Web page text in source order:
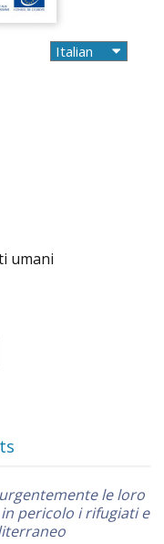
umani
le loro
pericolo i rifugiati e